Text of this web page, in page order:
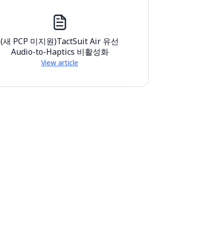
(새 PCP 미지원)TactSuit Air 유선
Audio-to-Haptics 비활성화
View article